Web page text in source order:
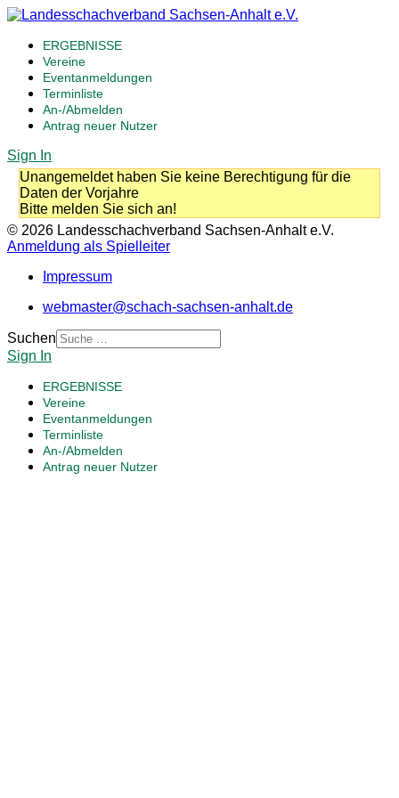
ERGEBNISSE
Vereine
Eventanmeldungen
Terminliste
An-/Abmelden
Antrag neuer Nutzer
Sign In
Unangemeldet haben Sie keine Berechtigung für die
Daten der Vorjahre
Bitte melden Sie sich an!
© 2026 Landesschachverband Sachsen-Anhalt e.V.
Anmeldung als Spielleiter
Impressum
webmaster@schach-sachsen-anhalt.de
Suchen
Sign In
ERGEBNISSE
Vereine
Eventanmeldungen
Terminliste
An-/Abmelden
Antrag neuer Nutzer